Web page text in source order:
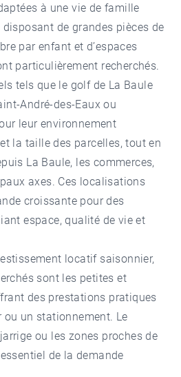
à une vie de famille
de grandes pièces de
par enfant et d’espaces
particulièrement recherchés.
tels que le golf de La Baule
André-des-Eaux ou
leur environnement
la taille des parcelles, tout en
La Baule, les commerces,
axes. Ces localisations
croissante pour des
espace, qualité de vie et
locatif saisonnier,
sont les petites et
des prestations pratiques
ou un stationnement. Le
ou les zones proches de
de la demande